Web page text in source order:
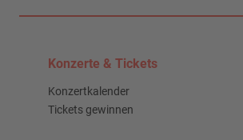
Konzerte & Tickets
Konzertkalender
Tickets gewinnen